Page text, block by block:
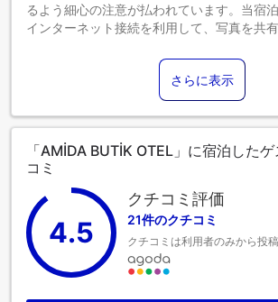
るよう細心の注意が払われています。当宿
インターネット接続を利用して、写真を共
ュサービスを含むフロントデスクサービス
ゲストの満足度を高めています。 当宿泊施
スは、ご滞在に最適なオプションです。 最
約束するため、客室は魅力的なデザインで
デオストリーミング、日刊紙、テレビなど
ニティをご用意しております。 当宿泊施設
は、必要な時のために、室内でのお飲み物
ます。客室のバスルームには、必要なバス
付けられており、快適な滞在をお約束します
さらに表示
「AMİDA BUTİK OTEL」に宿泊した
コミ
4.5
クチコミ評価
21件のクチコミ
クチコミは利用者のみから投